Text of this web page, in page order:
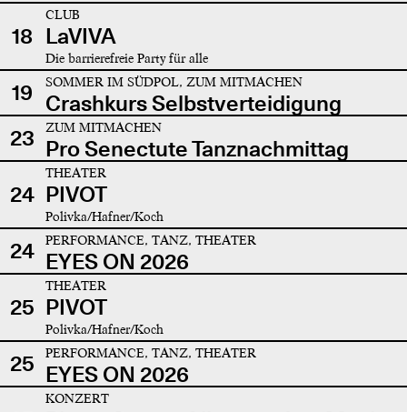
18
CLUB
LaVIVA
Die barrierefreie Party für alle
19 SOMMER IM SÜDPOL, ZUM MITMACHEN
Crashkurs Selbstverteidigung
23
ZUM MITMACHEN
Pro Senectute Tanznachmittag
24
THEATER
PIVOT
Polivka/Hafner/Koch
24 PERFORMANCE, TANZ, THEATER
EYES ON 2026
25
THEATER
PIVOT
Polivka/Hafner/Koch
25 PERFORMANCE, TANZ, THEATER
EYES ON 2026
KONZERT